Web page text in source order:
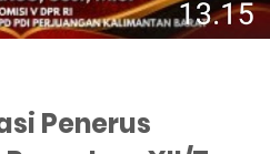
Penerus